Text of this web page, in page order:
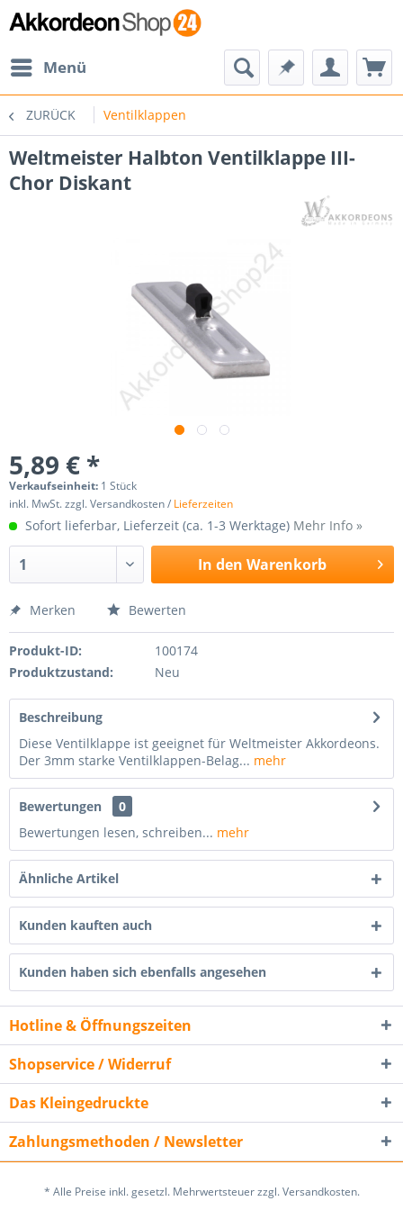
Menü
ZURÜCK Ventilklappen
Weltmeister Halbton Ventilklappe III-
Chor Diskant
5,89 € *
Verkaufseinheit: 1 Stück
inkl. MwSt. zzgl. Versandkosten / Lieferzeiten
Sofort lieferbar, Lieferzeit (ca. 1-3 Werktage) Mehr Info »
In den Warenkorb
Merken Bewerten
Produkt-ID:
100174
Produktzustand:
Neu
Beschreibung
Diese Ventilklappe ist geeignet für Weltmeister Akkordeons.
Der 3mm starke Ventilklappen-Belag... mehr
Bewertungen
0
Bewertungen lesen, schreiben... mehr
Ähnliche Artikel
Kunden kauften auch
Kunden haben sich ebenfalls angesehen
Hotline & Öffnungszeiten
Shopservice / Widerruf
Das Kleingedruckte
Zahlungsmethoden / Newsletter
* Alle Preise inkl. gesetzl. Mehrwertsteuer zzgl. Versandkosten.